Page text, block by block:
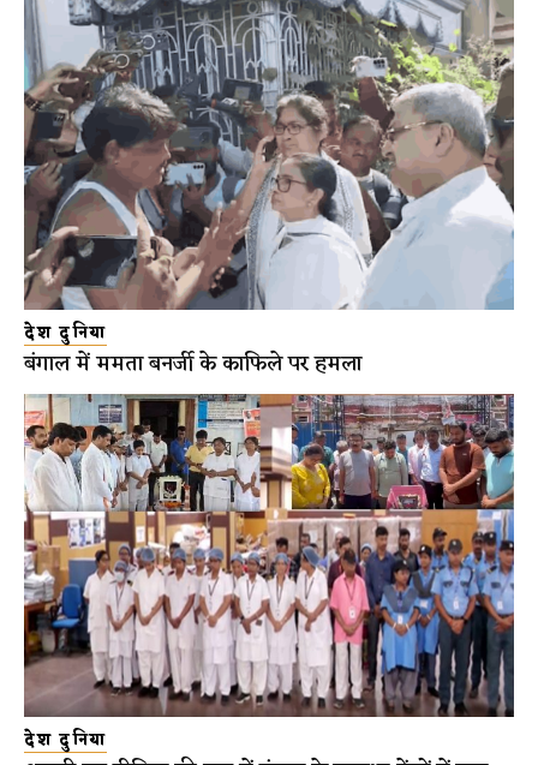
देश दुनिया
बंगाल में ममता बनर्जी के काफिले पर हमला
देश दुनिया